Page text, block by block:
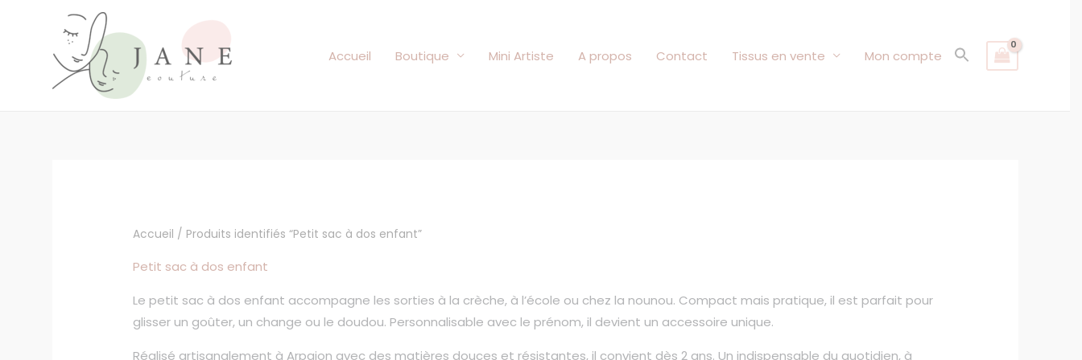
Accueil Boutique Mini Artiste A propos Contact Tissus en vente Mon compte
Accueil / Produits identifiés “Petit sac à dos enfant”
Petit sac à dos enfant
Le petit sac à dos enfant accompagne les sorties à la crèche, à l’école ou chez la nounou. Compact mais pratique, il est parfait pour
glisser un goûter, un change ou le doudou. Personnalisable avec le prénom, il devient un accessoire unique.
Réalisé artisanalement à Arpajon avec des matières douces et résistantes, il convient dès 2 ans. Un indispensable du quotidien, à